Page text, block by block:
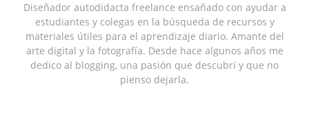
Diseñador autodidacta freelance ensañado con ayudar a
estudiantes y colegas en la búsqueda de recursos y
materiales útiles para el aprendizaje diario. Amante del
arte digital y la fotografía. Desde hace algunos años me
dedico al blogging, una pasión que descubrí y que no
pienso dejarla.